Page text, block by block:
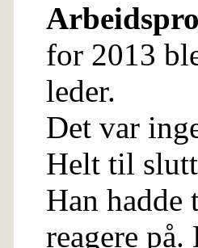
for 2013
leder.
Det var
Helt til
Han hadde
reagere på.